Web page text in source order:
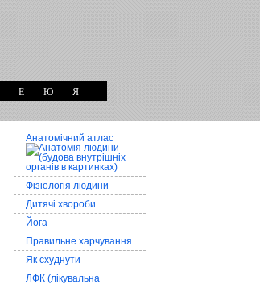
Е Ю Я
Анатомічний атлас
Фізіологія людини
Дитячі хвороби
Йога
Правильне харчування
Як схуднути
ЛФК (лікувальна